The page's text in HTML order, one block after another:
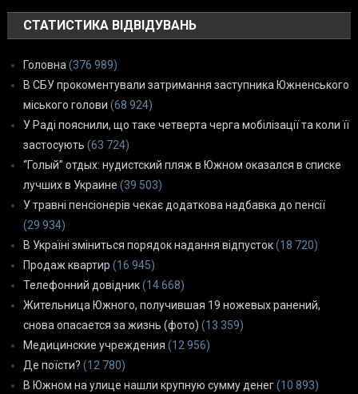
СТАТИСТИКА ВІДВІДУВАНЬ
Головна(376 989)
В СБУ прокоментували затримання заступника Южненського
міського голови (68 924)
У Раді пояснили, що таке четверта черга мобілізації та коли її
застосують (63 724)
“Голый” отдых: нудистский пляж в Южном оказался в списке
лучших в Украине (39 503)
У травні пенсіонерів чекає додаткова надбавка до пенсії
(29 934)
В Україні зміниться порядок надання відпусток(18 720)
Продаж квартир (16 945)
Телефонний довідник(14 668)
Жительница Южного, получившая 19 ножевых ранений,
снова опасается за жизнь (фото) (13 359)
Медицинские учреждения (12 956)
Де поїсти? (12 780)
В Южном на улице нашли крупную сумму денег(10 893)